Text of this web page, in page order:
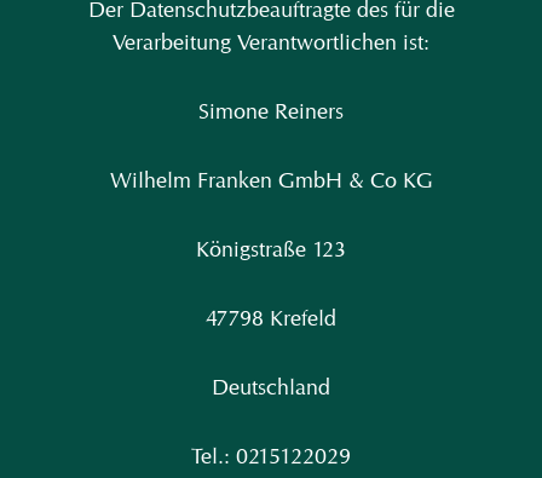
Der Datenschutzbeauftragte des für die
Verarbeitung Verantwortlichen ist:
Simone Reiners
Wilhelm Franken GmbH & Co KG
Königstraße 123
47798 Krefeld
Deutschland
Tel.: 0215122029